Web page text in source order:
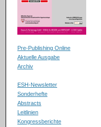
Pre-Publishing Online
Aktuelle Ausgabe
Archiv
ESH-Newsletter
Sonderhefte
Abstracts
Leitlinien
Kongressberichte